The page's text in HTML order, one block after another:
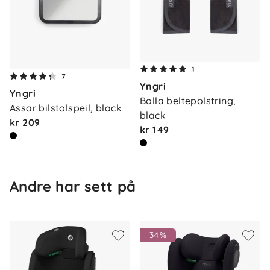
7
Yngri
Assar bilstolspeil, black
kr 209
1
Yngri
Bolla beltepolstring,
black
kr 149
Andre har sett på
34%